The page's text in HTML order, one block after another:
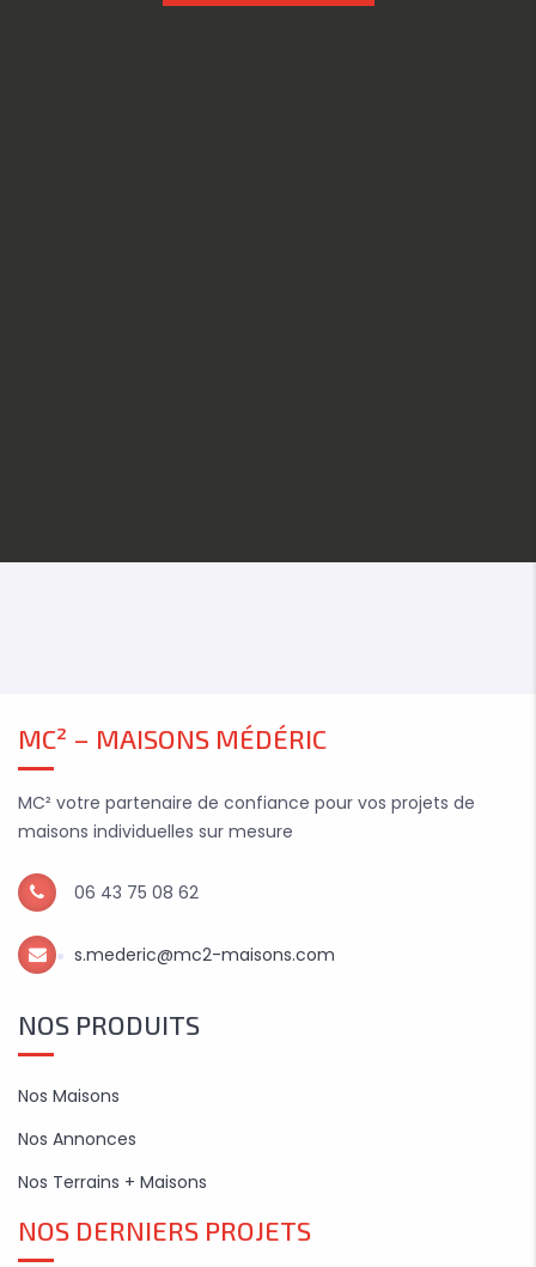
MC² – MAISONS MÉDÉRIC
MC² votre partenaire de confiance pour vos projets de
maisons individuelles sur mesure
06 43 75 08 62
s.mederic@mc2-maisons.com
NOS PRODUITS
Nos Maisons
Nos Annonces
Nos Terrains + Maisons
NOS DERNIERS PROJETS